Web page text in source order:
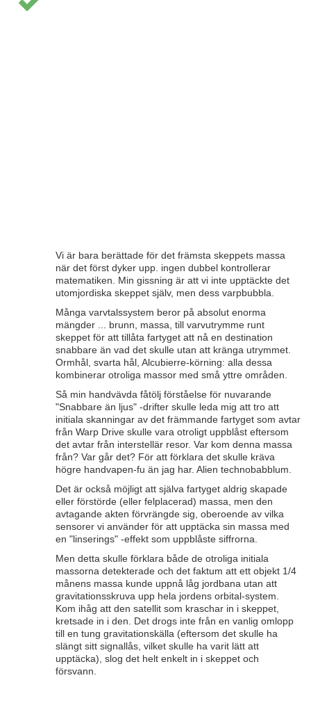
Vi är bara berättade för det främsta skeppets massa
när det först dyker upp. ingen dubbel kontrollerar
matematiken. Min gissning är att vi inte upptäckte det
utomjordiska skeppet själv, men dess varpbubbla.
Många varvtalssystem beror på absolut enorma
mängder ... brunn, massa, till varvutrymme runt
skeppet för att tillåta fartyget att nå en destination
snabbare än vad det skulle utan att kränga utrymmet.
Ormhål, svarta hål, Alcubierre-körning: alla dessa
kombinerar otroliga massor med små yttre områden.
Så min handvävda fåtölj förståelse för nuvarande
"Snabbare än ljus" -drifter skulle leda mig att tro att
initiala skanningar av det främmande fartyget som avtar
från Warp Drive skulle vara otroligt uppblåst eftersom
det avtar från interstellär resor. Var kom denna massa
från? Var går det? För att förklara det skulle kräva
högre handvapen-fu än jag har. Alien technobabblum.
Det är också möjligt att själva fartyget aldrig skapade
eller förstörde (eller felplacerad) massa, men den
avtagande akten förvrängde sig, oberoende av vilka
sensorer vi använder för att upptäcka sin massa med
en "linserings" -effekt som uppblåste siffrorna.
Men detta skulle förklara både de otroliga initiala
massorna detekterade och det faktum att ett objekt 1/4
månens massa kunde uppnå låg jordbana utan att
gravitationsskruva upp hela jordens orbital-system.
Kom ihåg att den satellit som kraschar in i skeppet,
kretsade in i den. Det drogs inte från en vanlig omlopp
till en tung gravitationskälla (eftersom det skulle ha
slängt sitt signallås, vilket skulle ha varit lätt att
upptäcka), slog det helt enkelt in i skeppet och
försvann.